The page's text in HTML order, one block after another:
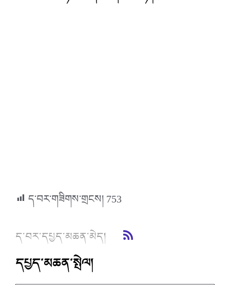
ད་བར་གཟིགས་གྲངས།753
ད་བར་དཔྱད་མཆན་མེད།
དཔྱད་མཆན་སྤེལ།